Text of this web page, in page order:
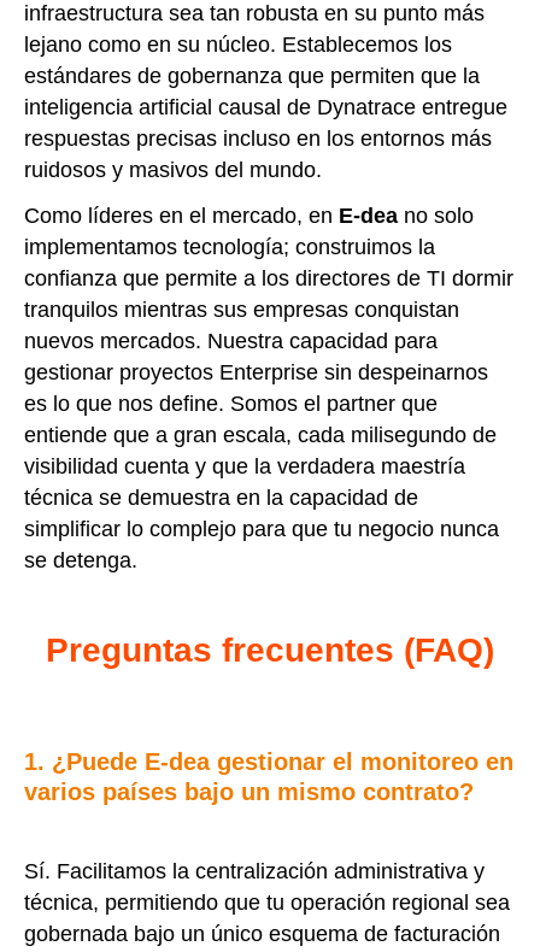
infraestructura sea tan robusta en su punto más
lejano como en su núcleo. Establecemos los
estándares de gobernanza que permiten que la
inteligencia artificial causal de Dynatrace entregue
respuestas precisas incluso en los entornos más
ruidosos y masivos del mundo.
Como líderes en el mercado, en E-dea no solo
implementamos tecnología; construimos la
confianza que permite a los directores de TI dormir
tranquilos mientras sus empresas conquistan
nuevos mercados. Nuestra capacidad para
gestionar proyectos Enterprise sin despeinarnos
es lo que nos define. Somos el partner que
entiende que a gran escala, cada milisegundo de
visibilidad cuenta y que la verdadera maestría
técnica se demuestra en la capacidad de
simplificar lo complejo para que tu negocio nunca
se detenga.
Preguntas frecuentes (FAQ)
1. ¿Puede E-dea gestionar el monitoreo en
varios países bajo un mismo contrato?
Sí. Facilitamos la centralización administrativa y
técnica, permitiendo que tu operación regional sea
gobernada bajo un único esquema de facturación